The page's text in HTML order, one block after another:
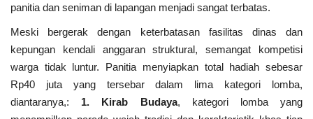
panitia dan seniman di lapangan menjadi sangat terbatas.
Meski bergerak dengan keterbatasan fasilitas dinas dan
kepungan kendali anggaran struktural, semangat kompetisi
warga tidak luntur. Panitia menyiapkan total hadiah sebesar
Rp40 juta yang tersebar dalam lima kategori lomba,
diantaranya,: 1. Kirab Budaya, kategori lomba yang